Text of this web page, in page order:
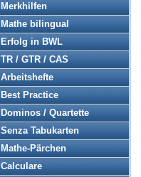
Merkhilfen
Mathe bilingual
Erfolg in BWL
TR / GTR / CAS
Arbeitshefte
Best Practice
Dominos / Quartette
Senza Tabukarten
Mathe-Pärchen
Calculare